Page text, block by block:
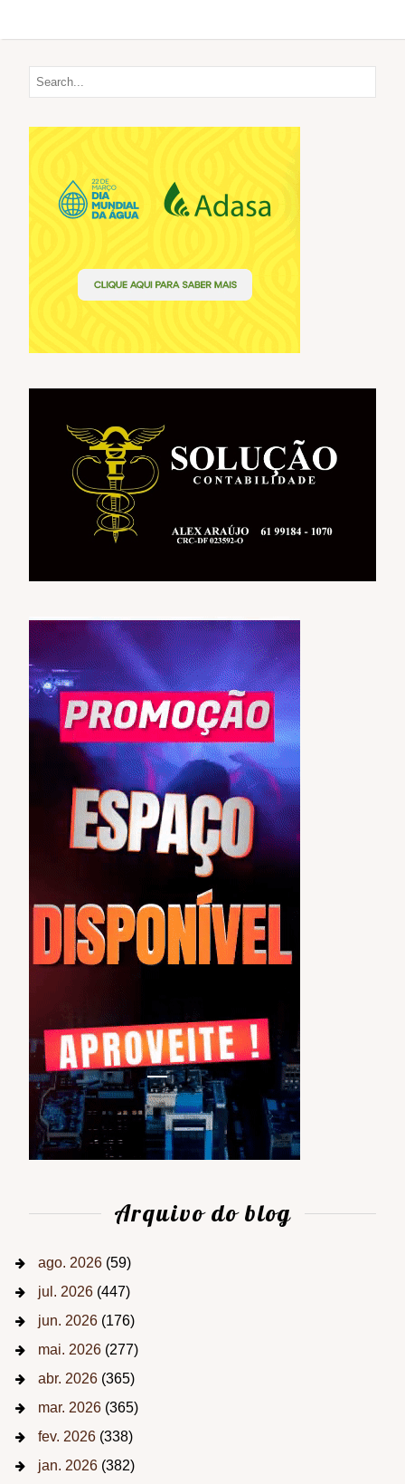
Arquivo do blog
ago. 2026 (59)
jul. 2026 (447)
jun. 2026 (176)
mai. 2026 (277)
abr. 2026 (365)
mar. 2026 (365)
fev. 2026 (338)
jan. 2026 (382)